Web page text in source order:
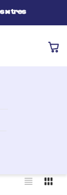
estás buscando?